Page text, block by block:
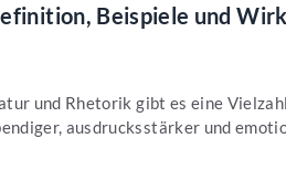
Beispiele und
und Rhetorik gibt es eine
ausdrucksstärker und